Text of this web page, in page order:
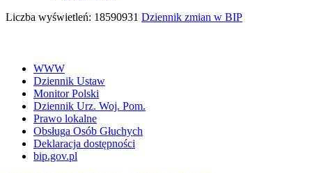
Liczba wyświetleń: 18590931 Dziennik zmian w BIP
WWW
Dziennik Ustaw
Monitor Polski
Dziennik Urz. Woj. Pom.
Prawo lokalne
Obsługa Osób Głuchych
Deklaracja dostępności
bip.gov.pl